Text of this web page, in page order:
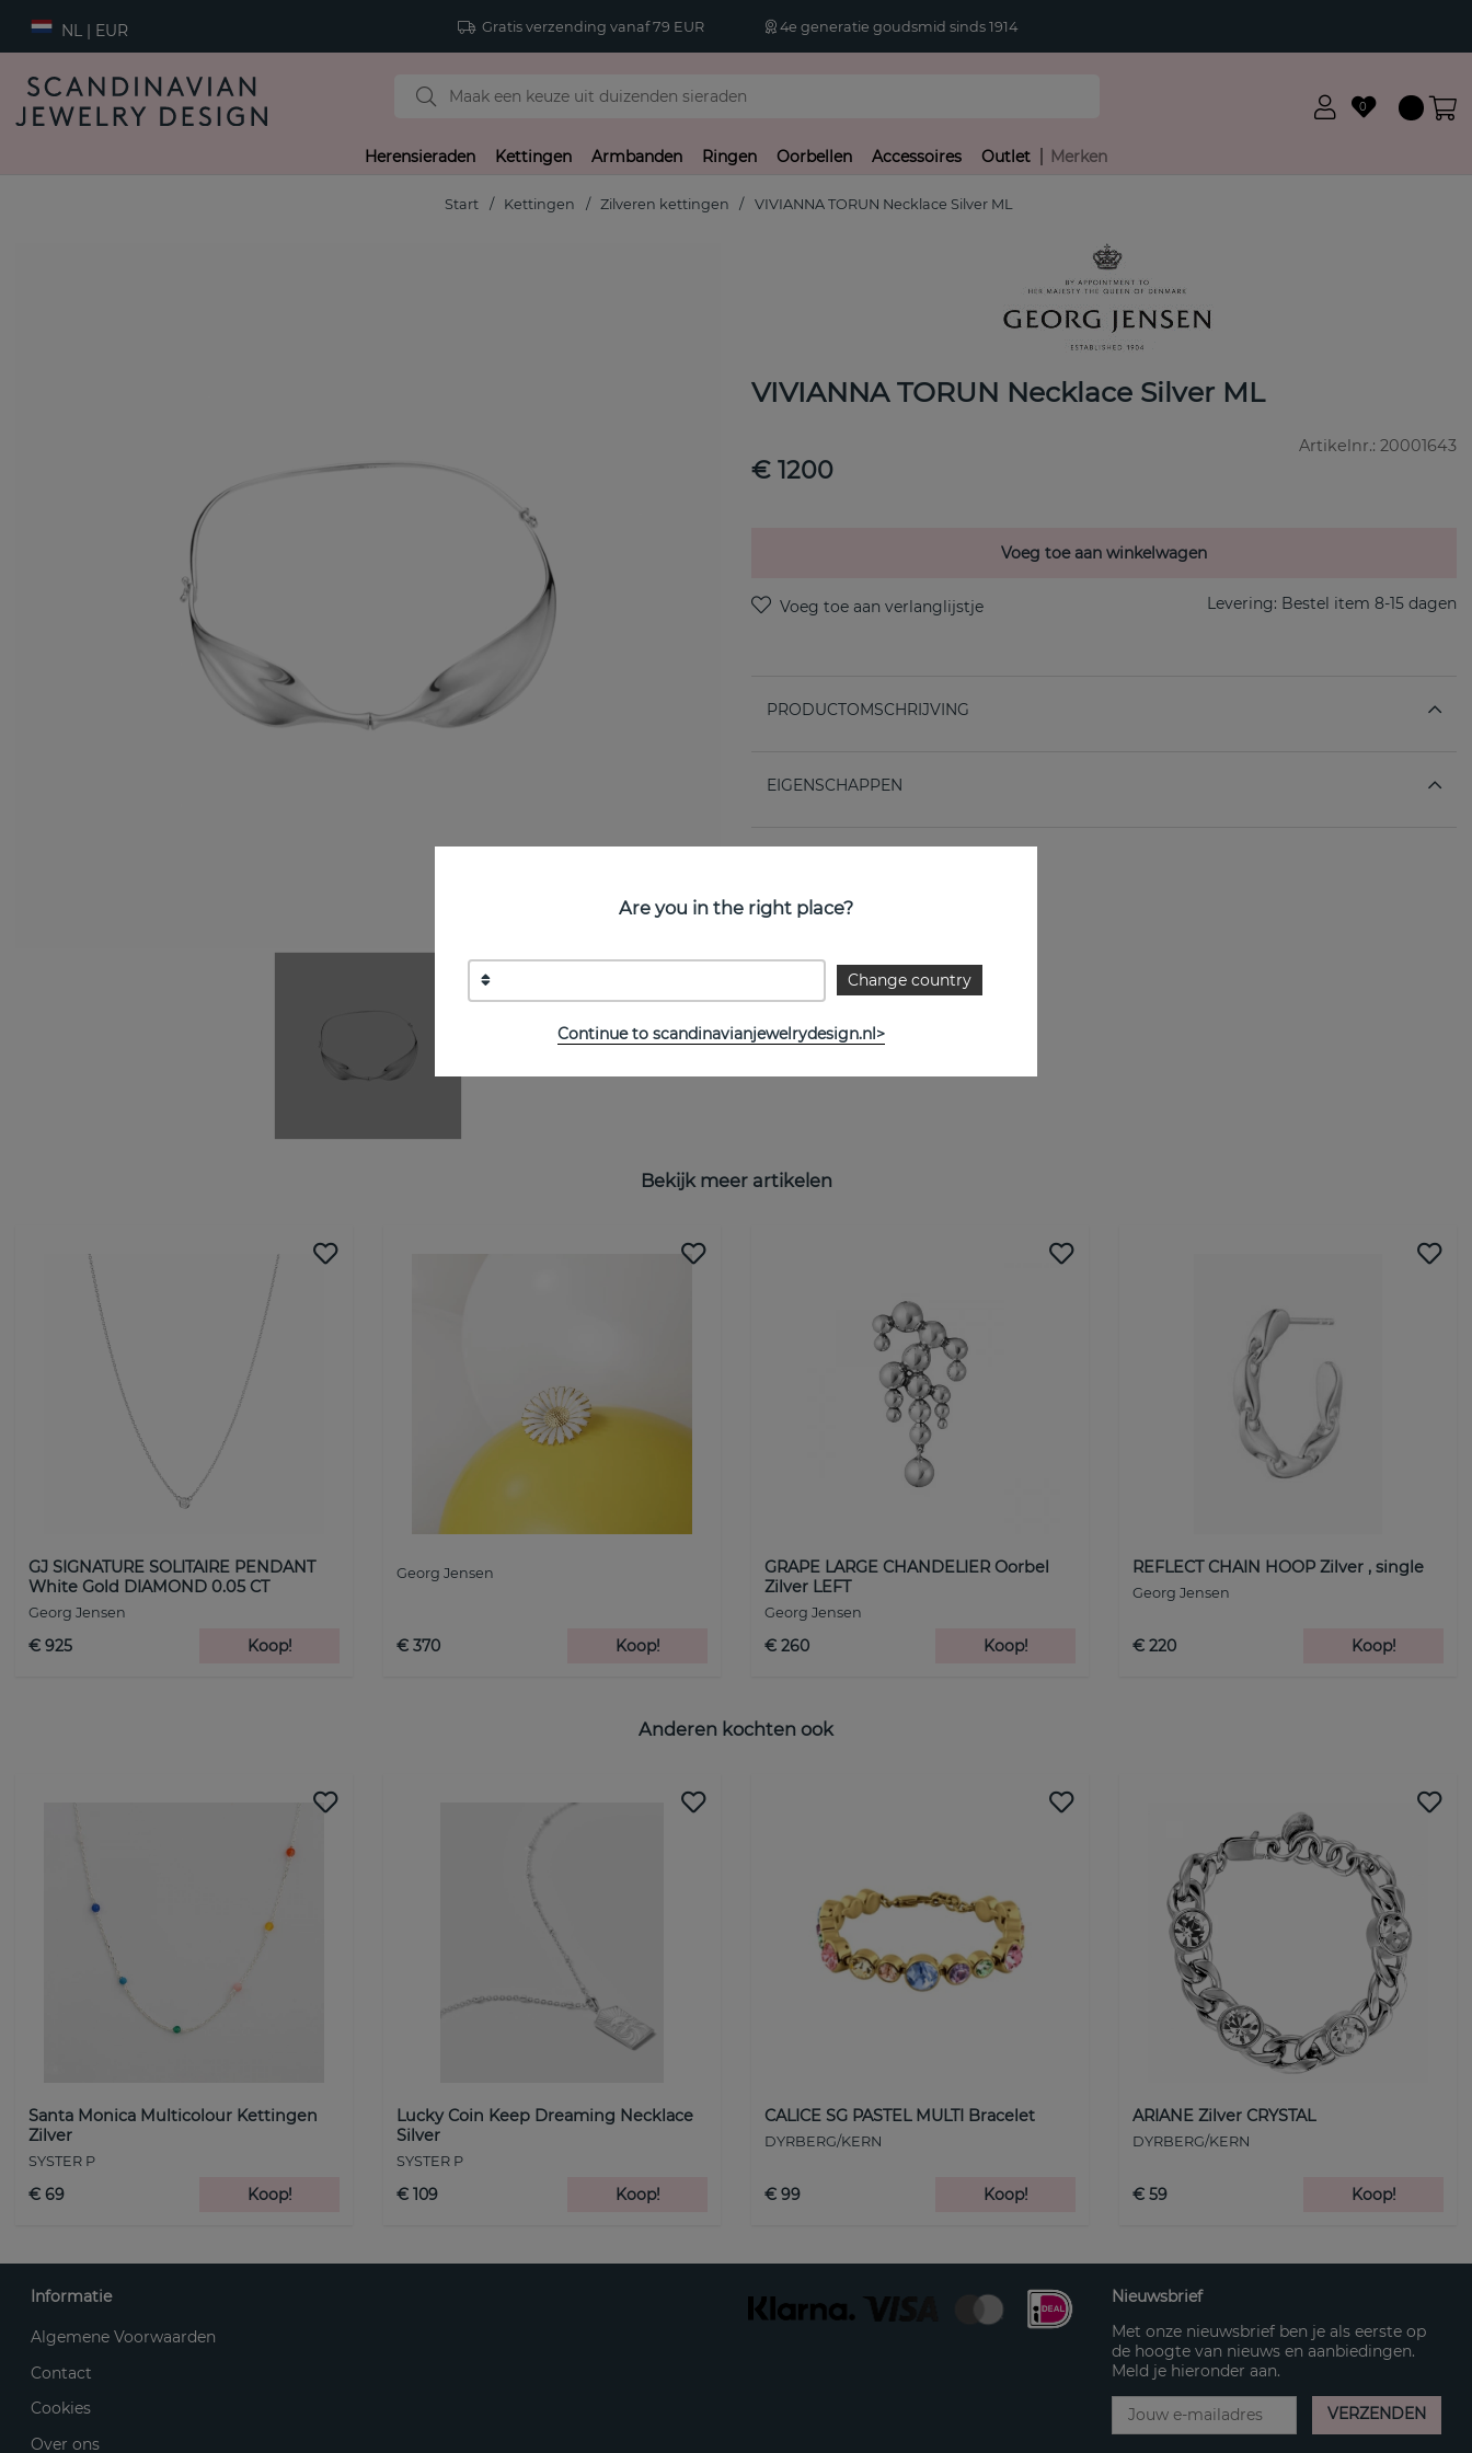
NL | EUR Gratis verzending vanaf 79 EUR 4e generatie goudsmid sinds 1914
0
Herensieraden Kettingen Armbanden Ringen Oorbellen Accessoires Outlet Merken
Start Kettingen Zilveren kettingen VIVIANNA TORUN Necklace Silver ML
VIVIANNA TORUN Necklace Silver ML
Artikelnr.: 20001643
€ 1200
Voeg toe aan winkelwagen
Levering: Bestel item 8-15 dagen
PRODUCTOMSCHRIJVING
EIGENSCHAPPEN
Bekijk meer artikelen
GJ SIGNATURE SOLITAIRE PENDANT
White Gold DIAMOND 0.05 CT
Georg Jensen
€ 925 Koop!
Georg Jensen
€ 370 Koop!
GRAPE LARGE CHANDELIER Oorbel
Zilver LEFT
Georg Jensen
€ 260 Koop!
REFLECT CHAIN HOOP Zilver , single
Georg Jensen
€ 220 Koop!
Anderen kochten ook
Santa Monica Multicolour Kettingen
Zilver
SYSTER P
€ 69 Koop!
Lucky Coin Keep Dreaming Necklace
Silver
SYSTER P
€ 109 Koop!
CALICE SG PASTEL MULTI Bracelet
DYRBERG/KERN
€ 99 Koop!
ARIANE Zilver CRYSTAL
DYRBERG/KERN
€ 59 Koop!
Are you in the right place?
Change country
Continue to scandinavianjewelrydesign.nl>
Informatie
Algemene Voorwaarden
Contact
Cookies
Over ons
Nieuwsbrief
Met onze nieuwsbrief ben je als eerste op
de hoogte van nieuws en aanbiedingen.
Meld je hieronder aan.
VERZENDEN